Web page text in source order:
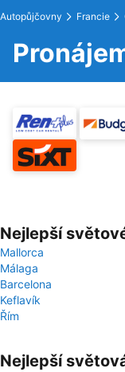
Autopůjčovny Francie
Nejlepší
Mallorca
Málaga
Barcelona
Keflavík
Řím
Nejlepší